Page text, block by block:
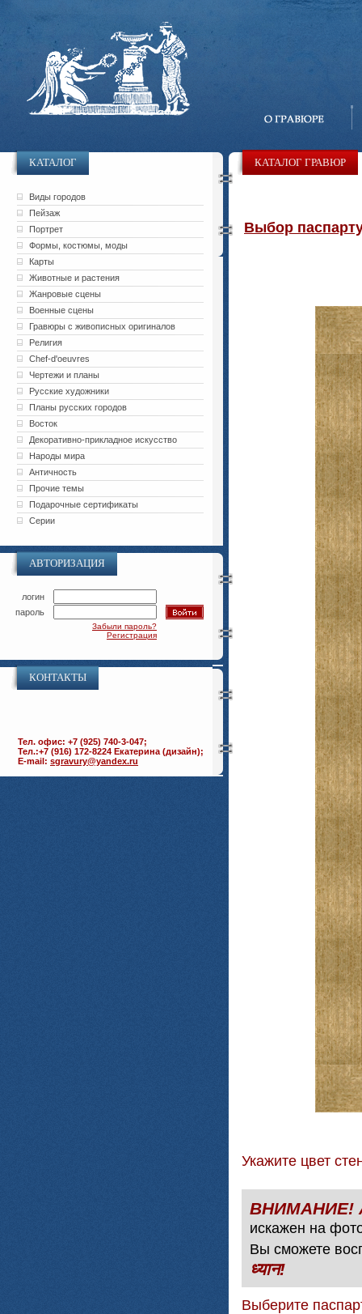
КАТАЛОГ
Виды городов
Пейзаж
Портрет
Формы, костюмы, моды
Карты
Животные и растения
Жанровые сцены
Военные сцены
Гравюры с живописных оригиналов
Религия
Chef-d'oeuvres
Чертежи и планы
Русские художники
Планы русских городов
Восток
Декоративно-прикладное искусство
Народы мира
Античность
Прочие темы
Подарочные сертификаты
Серии
АВТОРИЗАЦИЯ
логин
пароль
Забыли пароль?
Регистрация
КОНТАКТЫ
Тел. офис: +7 (925) 740-3-047;
Тел.:+7 (916) 172-8224 Екатерина (дизайн);
E-mail: sgravury@yandex.ru
КАТАЛОГ ГРАВЮР
Выбор
Укажите цвет
искажен на
Вы сможете
ध्यान!
Выберите